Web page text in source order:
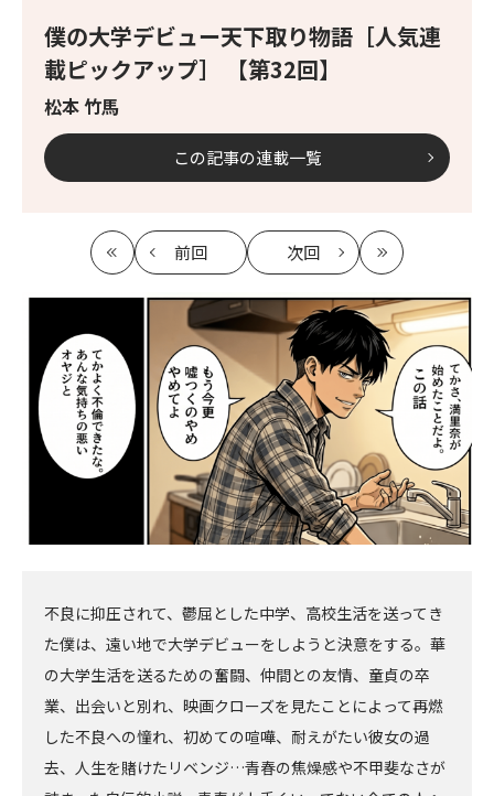
僕の大学デビュー天下取り物語［人気連
載ピックアップ］ 【第32回】
松本 竹馬
この記事の連載一覧
最
前回
へ
次回
事
へ
最
不良に抑圧されて、鬱屈とした中学、高校生活を送ってき
た僕は、遠い地で大学デビューをしようと決意をする。華
の大学生活を送るための奮闘、仲間との友情、童貞の卒
業、出会いと別れ、映画クローズを見たことによって再燃
した不良への憧れ、初めての喧嘩、耐えがたい彼女の過
去、人生を賭けたリベンジ…青春の焦燥感や不甲斐なさが